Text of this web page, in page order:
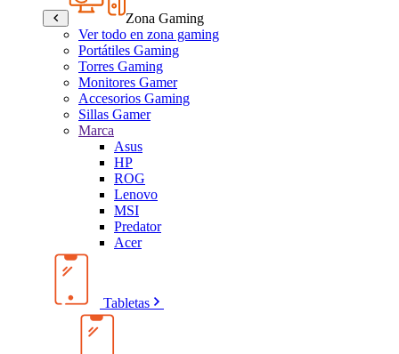
Zona Gaming
Ver todo en zona gaming
Portátiles Gaming
Torres Gaming
Monitores Gamer
Accesorios Gaming
Sillas Gamer
Marca
Asus
HP
ROG
Lenovo
MSI
Predator
Acer
Tabletas